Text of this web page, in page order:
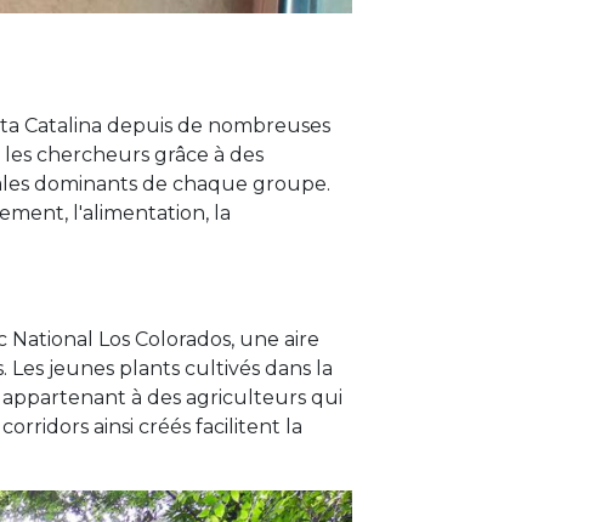
Catalina depuis de nombreuses
chercheurs grâce à des
dominants de chaque groupe.
l'alimentation, la
Los Colorados, une aire
jeunes plants cultivés dans la
à des agriculteurs qui
ainsi créés facilitent la